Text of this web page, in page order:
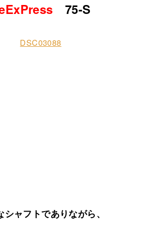
75-S
シャフトでありながら、